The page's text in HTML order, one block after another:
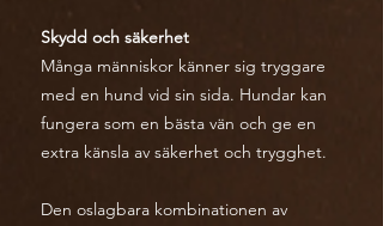
Skydd och säkerhet
Många människor känner sig tryggare
med en hund vid sin sida. Hundar kan
fungera som en bästa vän och ge en
extra känsla av säkerhet och trygghet.
Den oslagbara kombinationen av